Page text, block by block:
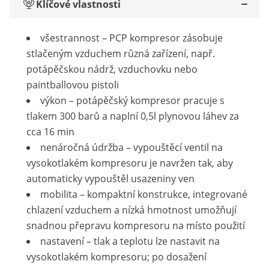
Klíčové vlastnosti
všestrannost – PCP kompresor zásobuje
stlačeným vzduchem různá zařízení, např.
potápěčskou nádrž, vzduchovku nebo
paintballovou pistoli
výkon – potápěčský kompresor pracuje s
tlakem 300 barů a naplní 0,5l plynovou láhev za
cca 16 min
nenáročná údržba – vypouštěcí ventil na
vysokotlakém kompresoru je navržen tak, aby
automaticky vypouštěl usazeniny ven
mobilita – kompaktní konstrukce, integrované
chlazení vzduchem a nízká hmotnost umožňují
snadnou přepravu kompresoru na místo použití
nastavení – tlak a teplotu lze nastavit na
vysokotlakém kompresoru; po dosažení